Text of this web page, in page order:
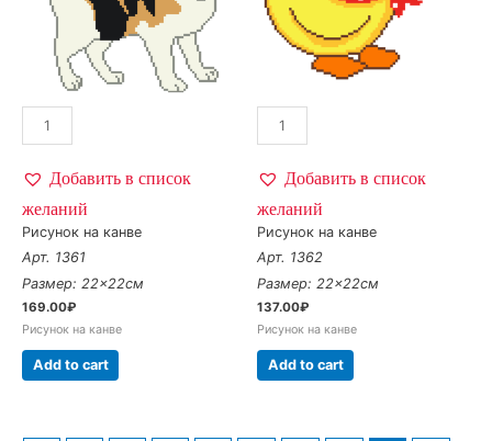
Добавить в список
желаний
Рисунок на канве
Арт. 1361
Размер: 22×22см
169.00₽
Рисунок на канве
Add to cart
Добавить в список
желаний
Рисунок на канве
Арт. 1362
Размер: 22×22см
137.00₽
Рисунок на канве
Add to cart